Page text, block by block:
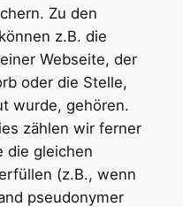
Zu den
z.B. die
Webseite, der
oder die Stelle,
wurde, gehören.
zählen wir ferner
die gleichen
(z.B., wenn
pseudonymer